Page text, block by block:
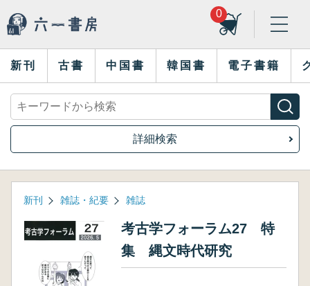
0
新刊 古書 中国書 韓国書 電子書籍
詳細検索
新刊 雑誌・紀要 雑誌
考古学フォーラム27 特
集 縄文時代研究